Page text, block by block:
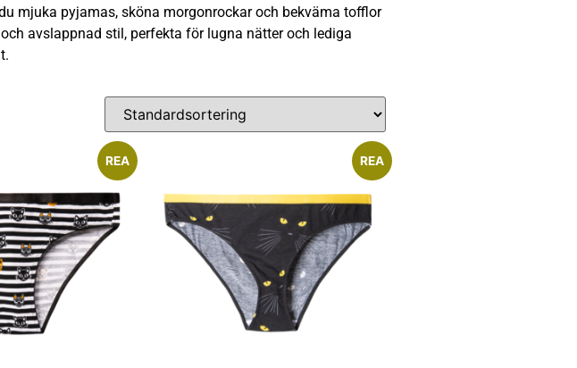
mjuka pyjamas, sköna morgonrockar och bekväma tofflor
avslappnad stil, perfekta för lugna nätter och lediga
REA REA